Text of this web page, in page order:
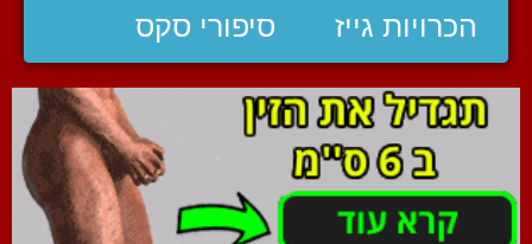
הכרויות גייז סיפורי סקס